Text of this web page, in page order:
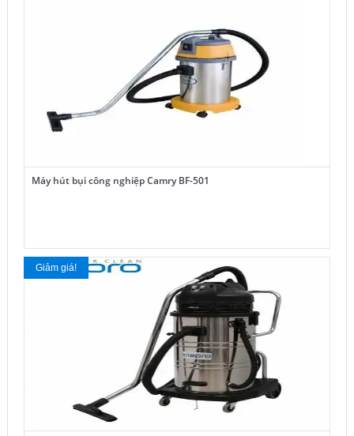
Máy hút bụi công nghiệp Camry BF-501
Giảm giá!